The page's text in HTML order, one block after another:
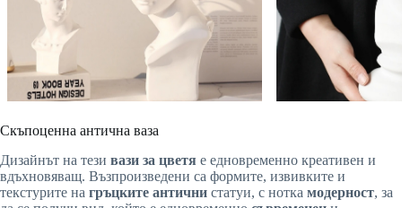
Скъпоценна антична ваза
Дизайнът на тези вази за цветя е едновременно креативен и
вдъхновяващ. Възпроизведени са формите, извивките и
текстурите на гръцките антични статуи, с нотка модерност, за